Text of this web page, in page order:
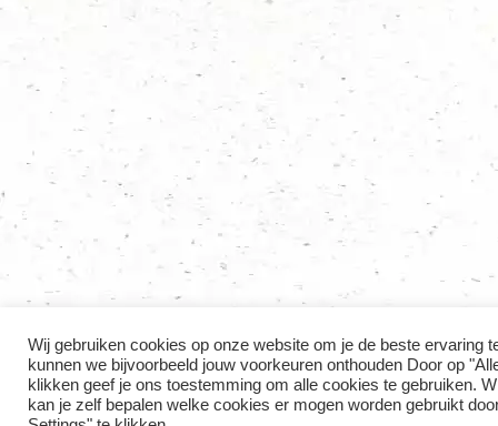
Wij gebruiken cookies op onze website om je de beste ervaring
kunnen we bijvoorbeeld jouw voorkeuren onthouden Door op
klikken geef je ons toestemming om alle cookies te gebruiken.
kan je zelf bepalen welke cookies er mogen worden gebruikt